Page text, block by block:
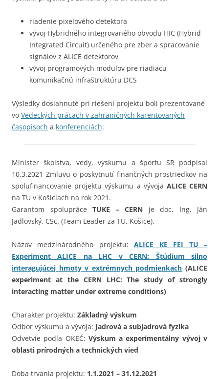
riadenie pixelového detektora
vývoj Hybridného integrovaného obvodu HIC (Hybrid
Integrated Circuit) určeného pre zber a spracovanie
signálov z ALICE detektorov
vývoj programových modulov pre riadiacu
komunikačnú infraštruktúru DCS
Výsledky dosiahnuté pri riešení projektu boli prezentované
vo Vedeckých prácach v zahraničných karentovaných
časopisoch a konferenciách.
Minister školstva, vedy, výskumu a športu SR podpísal
10.3.2021 Zmluvu o poskytnutí finančných prostriedkov na
spolufinancovanie projektu výskumu a vývoja ALICE CERN
na TU v Košiciach na rok 2021.
Garantom spolupráce TUKE – CERN je doc. Ing. Ján
Jadlovský, CSc. (Team Leader za TU, Košice).
Názov medzinárodného projektu:ALICE KE FEI TU –
Experiment ALICE na LHC v CERN: Štúdium silno
interagujúcej hmoty v extrémnych podmienkach (ALICE
experiment at the CERN LHC: The study of strongly
interacting matter under extreme conditions)
Charakter projektu: Základný výskum
Odbor výskumu a vývoja: Jadrová a subjadrová fyzika
Odvetvie podľa OKEČ: Výskum a experimentálny vývoj v
oblasti prírodných a technických vied
Doba trvania projektu: 1.1.2021 – 31.12.2021